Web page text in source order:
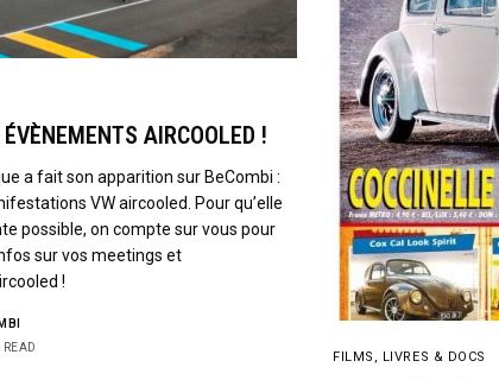
ÉVÈNEMENTS AIRCOOLED !
a fait son apparition sur BeCombi :
VW aircooled. Pour qu’elle
possible, on compte sur vous pour
sur vos meetings et
!
FILMS, LIVRES & DOCS